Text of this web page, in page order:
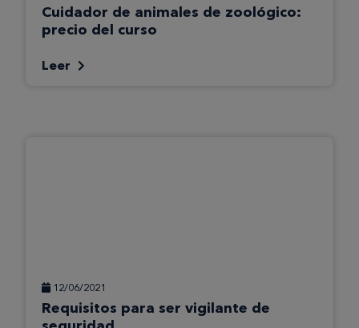
Cuidador de animales de zoológico:
precio del curso
Leer
12/06/2021
Requisitos para ser vigilante de